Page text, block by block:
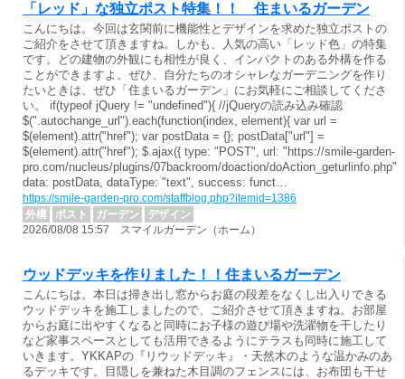
「レッド」な独立ポスト特集！！ 住まいるガーデン
こんにちは。今回は玄関前に機能性とデザインを求めた独立ポストの
ご紹介をさせて頂きますね。しかも、人気の高い「レッド色」の特集
です。どの建物の外観にも相性が良く、インパクトのある外構を作る
ことができますよ。ぜひ、自分たちのオシャレなガーデニングを作り
たいときは、ぜひ「住まいるガーデン」にお気軽にご相談してくださ
い。 if(typeof jQuery != "undefined"){ //jQueryの読み込み確認
$(".autochange_url").each(function(index, element){ var url =
$(element).attr("href"); var postData = {}; postData["url"] =
$(element).attr("href"); $.ajax({ type: "POST", url: "https://smile-garden-
pro.com/nucleus/plugins/07backroom/doaction/doAction_geturlinfo.php",
data: postData, dataType: "text", success: funct…
https://smile-garden-pro.com/staffblog.php?itemid=1386
外構
ポスト ガーデン
デザイン
2026/08/08 15:57 スマイルガーデン（ホーム）
ウッドデッキを作りました！！住まいるガーデン
こんにちは。本日は掃き出し窓からお庭の段差をなくし出入りできる
ウッドデッキを施工しましたので、ご紹介させて頂きますね。お部屋
からお庭に出やすくなると同時にお子様の遊び場や洗濯物を干したり
など家事スペースとしても活用できるようにテラスも同時に施工して
いきます。YKKAPの『リウッドデッキ』・天然木のような温かみのあ
るデッキです。目隠しを兼ねた木目調のフェンスには、お布団も干せ